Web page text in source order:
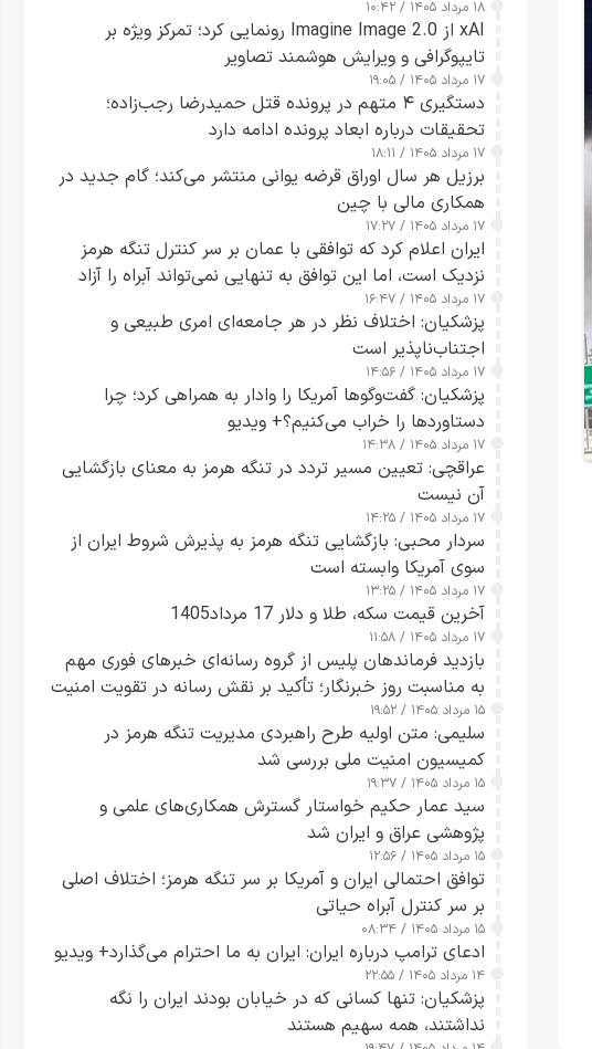
۱۸ مرداد ۱۴۰۵ / ۱۰:۴۲
xAI از Imagine Image 2.0 رونمایی کرد؛ تمرکز ویژه بر
تایپوگرافی و ویرایش هوشمند تصاویر
۱۷ مرداد ۱۴۰۵ / ۱۹:۰۵
دستگیری ۴ متهم در پرونده قتل حمیدرضا رجب‌زاده؛
تحقیقات درباره ابعاد پرونده ادامه دارد
۱۷ مرداد ۱۴۰۵ / ۱۸:۱۱
برزیل هر سال اوراق قرضه یوانی منتشر می‌کند؛ گام جدید در
همکاری مالی با چین
۱۷ مرداد ۱۴۰۵ / ۱۷:۲۷
ایران اعلام کرد که توافقی با عمان بر سر کنترل تنگه هرمز
نزدیک است، اما این توافق به تنهایی نمی‌تواند آبراه را آزاد
کند
۱۷ مرداد ۱۴۰۵ / ۱۶:۴۷
پزشکیان: اختلاف نظر در هر جامعه‌ای امری طبیعی و
اجتناب‌ناپذیر است
۱۷ مرداد ۱۴۰۵ / ۱۴:۵۶
پزشکیان: گفت‌وگوها آمریکا را وادار به همراهی کرد؛ چرا
دستاوردها را خراب می‌کنیم؟+ ویدیو
۱۷ مرداد ۱۴۰۵ / ۱۴:۳۸
عراقچی: تعیین مسیر تردد در تنگه هرمز به معنای بازگشایی
آن نیست
۱۷ مرداد ۱۴۰۵ / ۱۴:۲۵
سردار محبی: بازگشایی تنگه هرمز به پذیرش شروط ایران از
سوی آمریکا وابسته است
۱۷ مرداد ۱۴۰۵ / ۱۳:۲۵
آخرین قیمت سکه، طلا و دلار 17 مرداد1405
۱۷ مرداد ۱۴۰۵ / ۱۱:۵۸
بازدید فرماندهان پلیس از گروه رسانه‌ای خبرهای فوری مهم
به مناسبت روز خبرنگار؛ تأکید بر نقش رسانه در تقویت امنیت
و اعتماد عمومی
۱۵ مرداد ۱۴۰۵ / ۱۹:۵۲
سلیمی: متن اولیه طرح راهبردی مدیریت تنگه هرمز در
کمیسیون امنیت ملی بررسی شد
۱۵ مرداد ۱۴۰۵ / ۱۹:۳۷
سید عمار حکیم خواستار گسترش همکاری‌های علمی و
پژوهشی عراق و ایران شد
۱۵ مرداد ۱۴۰۵ / ۱۲:۵۶
توافق احتمالی ایران و آمریکا بر سر تنگه هرمز؛ اختلاف اصلی
بر سر کنترل آبراه حیاتی
۱۵ مرداد ۱۴۰۵ / ۰۸:۳۴
ادعای ترامپ درباره ایران: ایران به ما احترام می‌گذارد+ ویدیو
۱۴ مرداد ۱۴۰۵ / ۲۲:۵۵
پزشکیان: تنها کسانی که در خیابان بودند ایران را نگه
نداشتند، همه سهیم هستند